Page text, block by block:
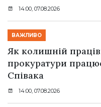
14:00, 07.08.2026
ВАЖЛИВО
Як колишній
прокуратури
Співака
14:00, 07.08.2026